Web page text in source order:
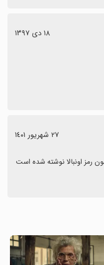
١٨ دی ١٣٩٧
٢٧ شهریور ١٤٠١
رمز اونبالا نوشته شده است